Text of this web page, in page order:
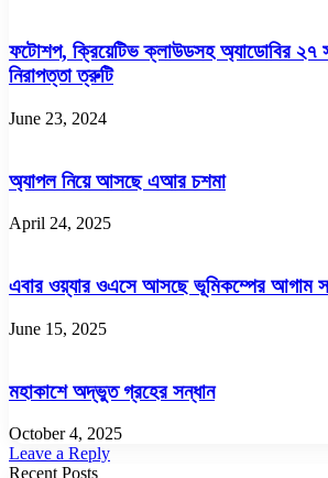
ফটোশপ, ক্রিয়েটিভ ক্লাউডসহ অ্যাডোবির ২৭
নিরাপত্তা ত্রুটি
June 23, 2024
অ্যাপল নিয়ে আসছে এআর চশমা
April 24, 2025
এবার ওয়্যার ওএসে আসছে ভূমিকম্পের আগাম
June 15, 2025
মহাকাশে অদ্ভুত গ্রহের সন্ধান
October 4, 2025
Leave a Reply
Recent Posts